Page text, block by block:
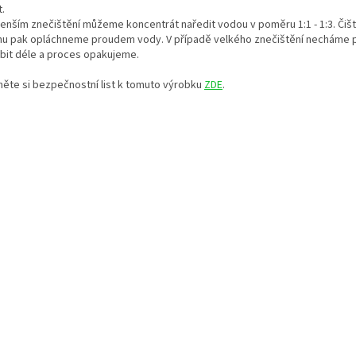
znečištění můžeme koncentrát naředit vodou v poměru 1:1 - 1:3.
pak opláchneme proudem vody. V případě velkého znečištění necháme
déle a proces opakujeme.
si bezpečnostní list k tomuto výrobku ZDE.